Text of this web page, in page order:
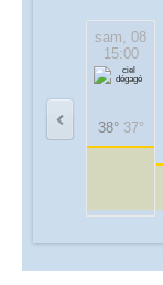
sam, 08
15:00
38° 37°